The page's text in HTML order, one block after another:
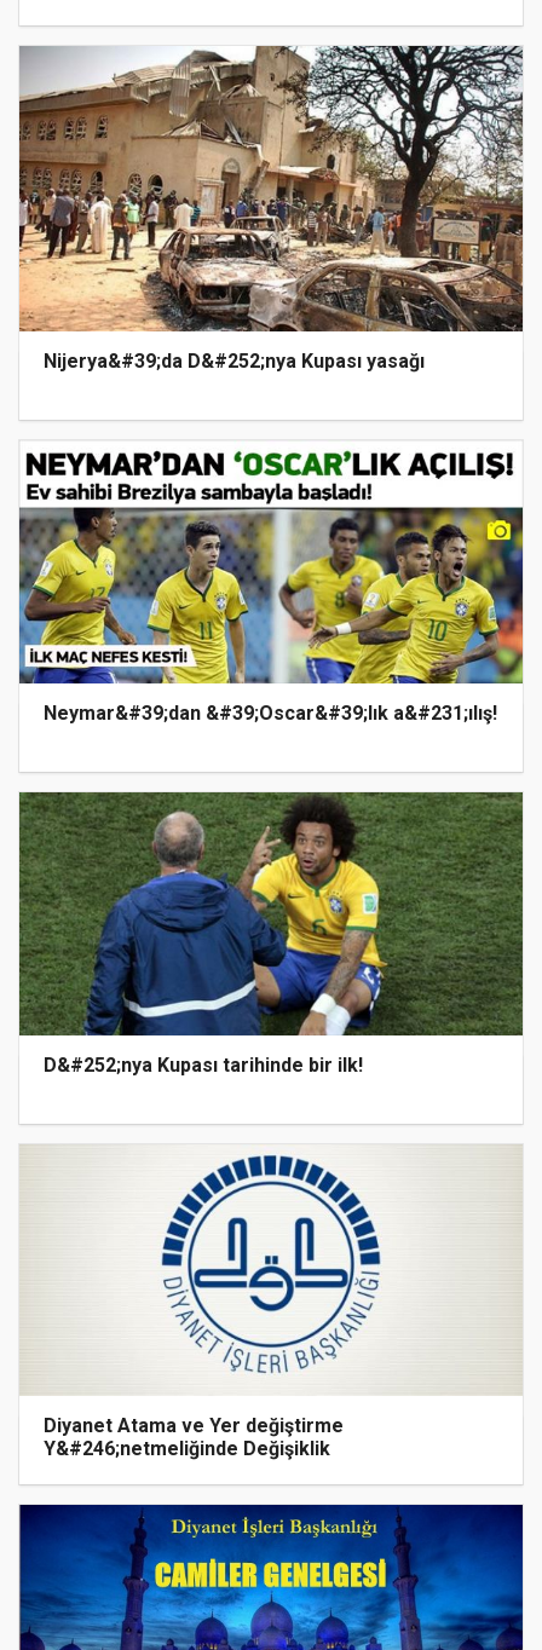
Nijerya&#39;da D&#252;nya Kupası yasağı
Neymar&#39;dan &#39;Oscar&#39;lık a&#231;ılış!
D&#252;nya Kupası tarihinde bir ilk!
Diyanet Atama ve Yer değiştirme
Y&#246;netmeliğinde Değişiklik